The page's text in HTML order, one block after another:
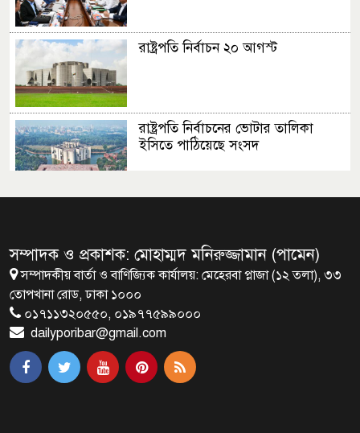
রাষ্ট্রপতি নির্বাচন ২০ আগস্ট
রাষ্ট্রপতি নির্বাচনের ভোটার তালিকা
ইসিতে পাঠিয়েছে সংসদ
ব্রাক্ষণবাড়িয়ায় বইপড়া কর্মসূচীর
মালয়েশিয়ায় মারামারি করে তিন
বাংলাদেশি নিহত
সম্পাদক ও প্রকাশক: মোহাম্মদ মনিরুজ্জামান (পামেন)
সম্পাদকীয় বার্তা ও বাণিজ্যিক কার্যালয়: মেহেরবা প্লাজা (১২ তলা), ৩৩
তোপখানা রোড, ঢাকা ১০০০
০১৭১১৩২০৫৫০, ০১৯৭৭৫৯৯০০০
dailyporibar@gmail.com